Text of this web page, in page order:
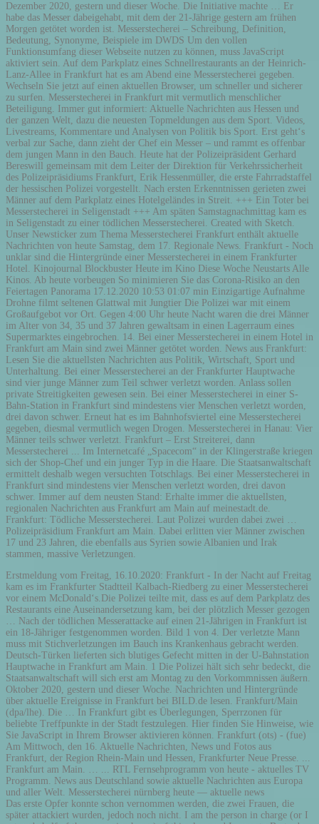
Dezember 2020, gestern und dieser Woche. Die Initiative machte … Er
habe das Messer dabeigehabt, mit dem der 21-Jährige gestern am frühen
Morgen getötet worden ist. Messerstecherei – Schreibung, Definition,
Bedeutung, Synonyme, Beispiele im DWDS Um den vollen
Funktionsumfang dieser Webseite nutzen zu können, muss JavaScript
aktiviert sein. Auf dem Parkplatz eines Schnellrestaurants an der Heinrich-
Lanz-Allee in Frankfurt hat es am Abend eine Messerstecherei gegeben.
Wechseln Sie jetzt auf einen aktuellen Browser, um schneller und sicherer
zu surfen. Messerstecherei in Frankfurt mit vermutlich menschlicher
Beteiligung. Immer gut informiert: Aktuelle Nachrichten aus Hessen und
der ganzen Welt, dazu die neuesten Topmeldungen aus dem Sport. Videos,
Livestreams, Kommentare und Analysen von Politik bis Sport. Erst geht‘s
verbal zur Sache, dann zieht der Chef ein Messer – und rammt es offenbar
dem jungen Mann in den Bauch. Heute hat der Polizeipräsident Gerhard
Bereswill gemeinsam mit dem Leiter der Direktion für Verkehrssicherheit
des Polizeipräsidiums Frankfurt, Erik Hessenmüller, die erste Fahrradstaffel
der hessischen Polizei vorgestellt. Nach ersten Erkenntnissen gerieten zwei
Männer auf dem Parkplatz eines Hotelgeländes in Streit. +++ Ein Toter bei
Messerstecherei in Seligenstadt +++ Am späten Samstagnachmittag kam es
in Seligenstadt zu einer tödlichen Messerstecherei. Created with Sketch.
Unser Newsticker zum Thema Messerstecherei Frankfurt enthält aktuelle
Nachrichten von heute Samstag, dem 17. Regionale News. Frankfurt - Noch
unklar sind die Hintergründe einer Messerstecherei in einem Frankfurter
Hotel. Kinojournal Blockbuster Heute im Kino Diese Woche Neustarts Alle
Kinos. Ab heute vorbeugen So minimieren Sie das Corona-Risiko an den
Feiertagen Panorama 17.12.2020 10:53 01:07 min Einzigartige Aufnahme
Drohne filmt seltenen Glattwal mit Jungtier Die Polizei war mit einem
Großaufgebot vor Ort. Gegen 4:00 Uhr heute Nacht waren die drei Männer
im Alter von 34, 35 und 37 Jahren gewaltsam in einen Lagerraum eines
Supermarktes eingebrochen. 14. Bei einer Messerstecherei in einem Hotel in
Frankfurt am Main sind zwei Männer getötet worden. News aus Frankfurt:
Lesen Sie die aktuellsten Nachrichten aus Politik, Wirtschaft, Sport und
Unterhaltung. Bei einer Messerstecherei an der Frankfurter Hauptwache
sind vier junge Männer zum Teil schwer verletzt worden. Anlass sollen
private Streitigkeiten gewesen sein. Bei einer Messerstecherei in einer S-
Bahn-Station in Frankfurt sind mindestens vier Menschen verletzt worden,
drei davon schwer. Erneut hat es im Bahnhofsviertel eine Messerstecherei
gegeben, diesmal vermutlich wegen Drogen. Messerstecherei in Hanau: Vier
Männer teils schwer verletzt. Frankfurt – Erst Streiterei, dann
Messerstecherei ... Im Internetcafé „Spacecom“ in der Klingerstraße kriegen
sich der Shop-Chef und ein junger Typ in die Haare. Die Staatsanwaltschaft
ermittelt deshalb wegen versuchten Totschlags. Bei einer Messerstecherei in
Frankfurt sind mindestens vier Menschen verletzt worden, drei davon
schwer. Immer auf dem neusten Stand: Erhalte immer die aktuellsten,
regionalen Nachrichten aus Frankfurt am Main auf meinestadt.de.
Frankfurt: Tödliche Messerstecherei. Laut Polizei wurden dabei zwei …
Polizeipräsidium Frankfurt am Main. Dabei erlitten vier Männer zwischen
17 und 23 Jahren, die ebenfalls aus Syrien sowie Albanien und Irak
stammen, massive Verletzungen.
Erstmeldung vom Freitag, 16.10.2020: Frankfurt - In der Nacht auf Freitag
kam es im Frankfurter Stadtteil Kalbach-Riedberg zu einer Messerstecherei
vor einem McDonald‘s.Die Polizei teilte mit, dass es auf dem Parkplatz des
Restaurants eine Auseinandersetzung kam, bei der plötzlich Messer gezogen
… Nach der tödlichen Messerattacke auf einen 21-Jährigen in Frankfurt ist
ein 18-Jähriger festgenommen worden. Bild 1 von 4. Der verletzte Mann
muss mit Stichverletzungen im Bauch ins Krankenhaus gebracht werden.
Deutsch-Türken lieferten sich blutiges Gefecht mitten in der U-Bahnstation
Hauptwache in Frankfurt am Main. 1 Die Polizei hält sich sehr bedeckt, die
Staatsanwaltschaft will sich erst am Montag zu den Vorkommnissen äußern.
Oktober 2020, gestern und dieser Woche. Nachrichten und Hintergründe
über aktuelle Ereignisse in Frankfurt bei BILD.de lesen. Frankfurt/Main
(dpa/lhe). Die … In Frankfurt gibt es Überlegungen, Sperrzonen für
beliebte Treffpunkte in der Stadt festzulegen. Hier finden Sie Hinweise, wie
Sie JavaScript in Ihrem Browser aktivieren können. Frankfurt (ots) - (fue)
Am Mittwoch, den 16. Aktuelle Nachrichten, News und Fotos aus
Frankfurt, der Region Rhein-Main und Hessen, Frankfurter Neue Presse. ...
Frankfurt am Main. … ... RTL Fernsehprogramm von heute - aktuelles TV
Programm. News aus Deutschland sowie aktuelle Nachrichten aus Europa
und aller Welt. Messerstecherei nürnberg heute — aktuelle news
Das erste Opfer konnte schon vernommen werden, die zwei Frauen, die
später attackiert wurden, jedoch noch nicht. I am the person in charge (or I